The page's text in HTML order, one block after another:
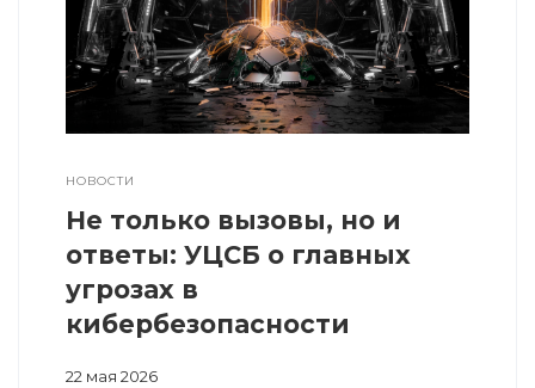
НОВОСТИ
Не только вызовы, но и
ответы: УЦСБ о главных
угрозах в
кибербезопасности
22 мая 2026